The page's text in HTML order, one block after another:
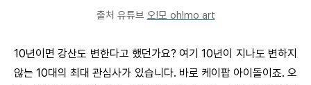
출처 유튜브 오!모 oh!mo art
10년이면 강산도 변한다고 했던가요? 여기 10년이 지나도 변하지
않는 10대의 최대 관심사가 있습니다. 바로 케이팝 아이돌이죠. 오